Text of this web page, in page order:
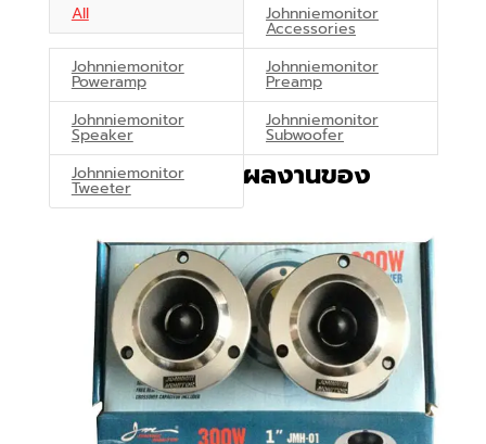
All Johnniemonitor
Accessories
Johnniemonitor
Poweramp
Johnniemonitor
Preamp
Johnniemonitor
Speaker
Johnniemonitor
Subwoofer
Johnniemonitor
Tweeter ผลงานของ